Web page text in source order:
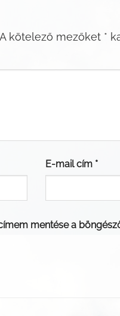
A kötelező mezőket *
E-mail cím *
mentése a